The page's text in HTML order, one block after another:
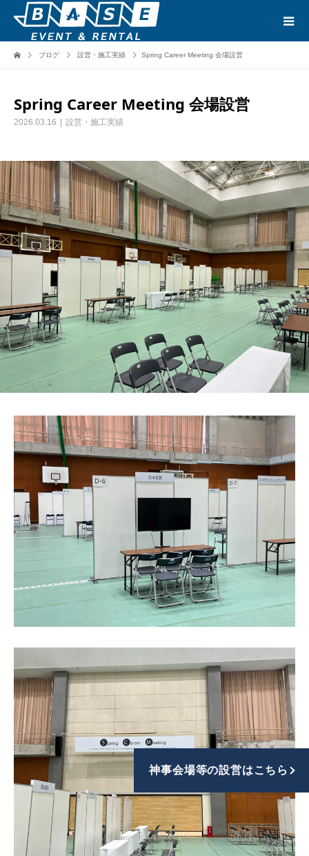
神事会場等の設営はこちら
ブログ 設営・施工実績 Spring Career Meeting 会場設営
Spring Career Meeting 会場設営
2026.03.16 設営・施工実績